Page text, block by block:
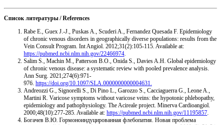
Список литературы / References
Rabe E., Guex J.-J., Puskas A., Scuderi A., Fernandez Quesada F. Epidemiology
of chronic venous disorders in geographically diverse populations: results from the
Vein Consult Program. Int Angiol. 2012;31(2):105-115. Available at:
https://pubmed.ncbi.nlm.nih.gov/22466974
Salim S., Machin M., Patterson B.O., Onida S., Davies A.H. Global epidemiology
of chronic venous disease: a systematic review with pooled prevalence analysis.
Ann Surg. 2021;274(6):971-
976. https://doi.org/10.1097/SLA.0000000000004631.
Andreozzi G., Signorelli S., Di Pino L., Garozzo S., Cacciaguerra G., Leone A.,
Martini R. Varicose symptoms without varicose veins: the hypotonic phlebopathy,
epidemiology and pathophysiology. The Acireale project. Minerva Cardioangiol.
2000;48(10):277-285. Available at: https://pubmed.ncbi.nlm.nih.gov/11195857
Богачев В.Ю. Гормоноиндуцированная флебопатия. Новая проблема